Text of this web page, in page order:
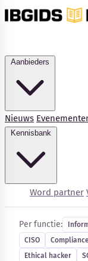
Nieuws
Word partner
Kennisbank
Per functie:
CISO
Ethical hacker